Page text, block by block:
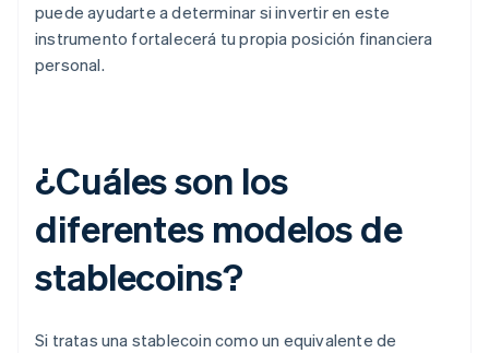
puede ayudarte a determinar si invertir en este
instrumento fortalecerá tu propia posición financiera
personal.
¿Cuáles son los
diferentes modelos de
stablecoins?
Si tratas una stablecoin como un equivalente de